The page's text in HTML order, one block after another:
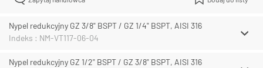
Nypel redukcyjny GZ 3/8" BSPT / GZ 1/4" BSPT, AISI 316
Indeks : NM-VT117-06-04
Nypel redukcyjny GZ 1/2" BSPT / GZ 3/8" BSPT, AISI 316